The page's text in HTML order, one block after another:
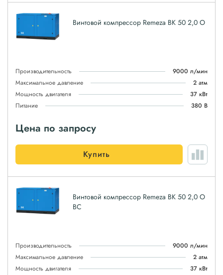
Винтовой компрессор Remeza ВК 50 2,0 О
Производительность
9000 л/мин
Максимальное давление
2 атм
Мощность двигателя
37 кВт
Питание
380 В
Цена по запросу
Купить
Винтовой компрессор Remeza ВК 50 2,0 О
ВС
Производительность
9000 л/мин
Максимальное давление
2 атм
Мощность двигателя
37 кВт